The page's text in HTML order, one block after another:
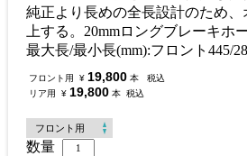
純正より長めの全長設計のため、
上する。20mmロングブレーキホ
最大長/最小長(mm):フロント445/
フロント用 ¥ 19,800 本
税込
リア用
¥ 19,800 本 税込
数量